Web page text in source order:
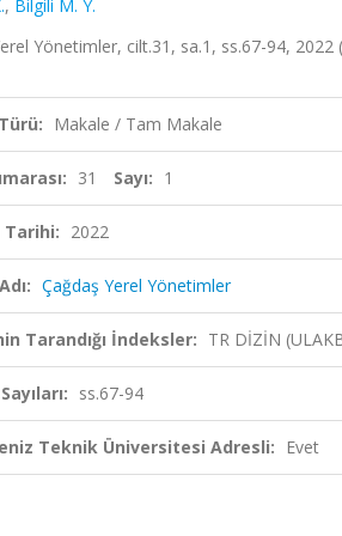
, Bilgili M. Y.
Yönetimler, cilt.31, sa.1, ss.67-94, 2022
Makale / Tam Makale
31 Sayı: 1
Tarihi: 2022
Çağdaş Yerel Yönetimler
Tarandığı İndeksler: TR DİZİN
ss.67-94
Teknik Üniversitesi Adresli: Evet